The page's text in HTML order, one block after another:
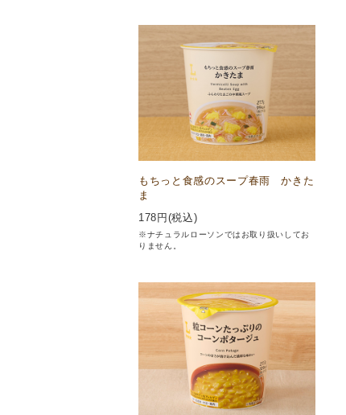
もちっと食感のスープ春雨 かきた
ま
178 円(税込)
※ナチュラルローソンではお取り扱いしてお
りません。